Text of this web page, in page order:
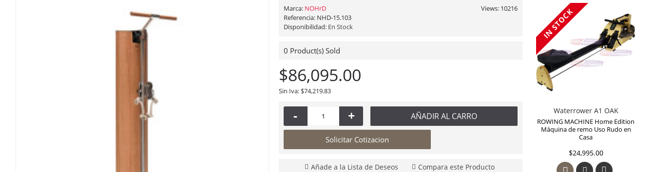
IN STOCK
ROWING MACHINE Home Edition
Máquina de remo Uso Rudo en
Waterrower Classic Máquina de
Remo de Uso Rudo en Casa o
Gimnasio 100 S4 CLASSIC BLE
$41,995.00
Views: 10216
Marca: NOHrD
Referencia: NHD-15.103
Disponibilidad: En Stock
0 Product(s) Sold
$86,095.00
Sin Iva: $74,219.83
- + AÑADIR AL CARRO
Solicitar Cotizacion
Añade a la Lista de Deseos Compara este Producto